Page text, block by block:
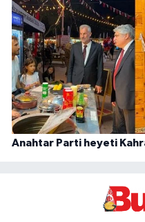
Anahtar Parti heyeti